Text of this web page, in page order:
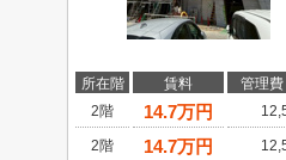
所在階 賃料
管理
2階
14.7万円
2階 14.7万円